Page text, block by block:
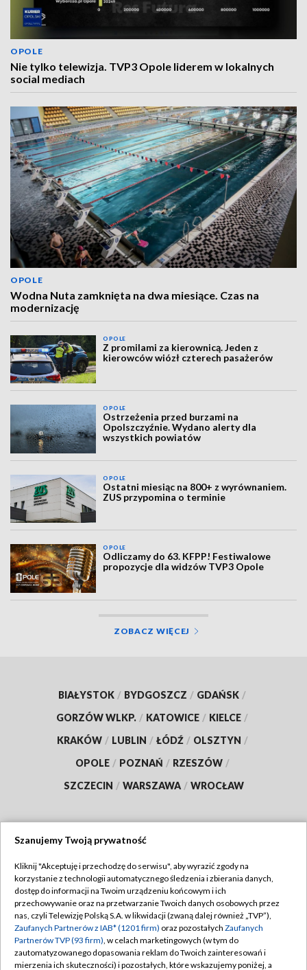
OPOLE
Nie tylko telewizja. TVP3 Opole liderem w lokalnych
social mediach
OPOLE
Wodna Nuta zamknięta na dwa miesiące. Czas na
modernizację
OPOLE
Z promilami za kierownicą. Jeden z
kierowców wiózł czterech pasażerów
OPOLE
Ostrzeżenia przed burzami na
Opolszczyźnie. Wydano alerty dla
wszystkich powiatów
OPOLE
Ostatni miesiąc na 800+ z wyrównaniem.
ZUS przypomina o terminie
OPOLE
Odliczamy do 63. KFPP! Festiwalowe
propozycje dla widzów TVP3 Opole
ZOBACZ WIĘCEJ
BIAŁYSTOK / BYDGOSZCZ / GDAŃSK /
GORZÓW WLKP. / KATOWICE / KIELCE /
KRAKÓW / LUBLIN / ŁÓDŹ / OLSZTYN /
OPOLE / POZNAŃ / RZESZÓW /
SZCZECIN / WARSZAWA / WROCŁAW
TVP
Abonament TVP
Emisja w TVP
Centrum informacji TVP
Regulamin TVP
Polityka prywatności
Moje zgody
Szanujemy Twoją prywatność
Kliknij "Akceptuję i przechodzę do serwisu", aby wyrazić zgody na
korzystanie z technologii automatycznego śledzenia i zbierania danych,
dostęp do informacji na Twoim urządzeniu końcowym i ich
przechowywanie oraz na przetwarzanie Twoich danych osobowych przez
nas, czyli Telewizję Polską S.A. w likwidacji (zwaną dalej również „TVP”),
Zaufanych Partnerów z IAB* (1201 firm) oraz pozostałych Zaufanych
Partnerów TVP (93 firm), w celach marketingowych (w tym do
zautomatyzowanego dopasowania reklam do Twoich zainteresowań i
mierzenia ich skuteczności) i pozostałych, które wskazujemy poniżej, a